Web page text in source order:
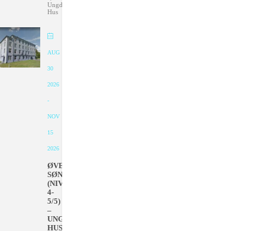
Ungdommens
Hus
AUG
30
2026
-
NOV
15
2026
ØVET
SØNDAGER
(NIVÅ
4-
5/5)
–
UNGDOMMENS
HUS